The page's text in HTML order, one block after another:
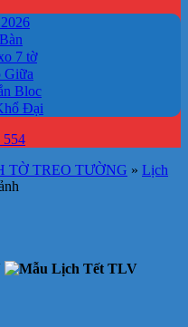
7 tờ
Giữa
Bloc
Đại
554
TỜ TREO TƯỜNG » Lịch